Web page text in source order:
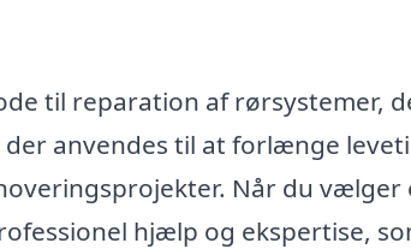
til reparation af rørsystemer,
anvendes til at forlænge
Når du vælger
hjælp og ekspertise,